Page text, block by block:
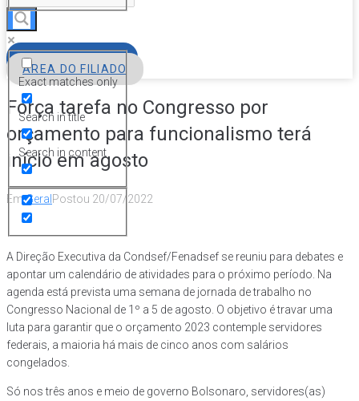
Exact matches only
Search in title
Search in content
ÁREA DO FILIADO
Força tarefa no Congresso por
orçamento para funcionalismo terá
início em agosto
EmGeral Postou 20/07/2022
A Direção Executiva da Condsef/Fenadsef se reuniu para debates e
apontar um calendário de atividades para o próximo período. Na
agenda está prevista uma semana de jornada de trabalho no
Congresso Nacional de 1º a 5 de agosto. O objetivo é travar uma
luta para garantir que o orçamento 2023 contemple servidores
federais, a maioria há mais de cinco anos com salários
congelados.
Só nos três anos e meio de governo Bolsonaro, servidores(as)